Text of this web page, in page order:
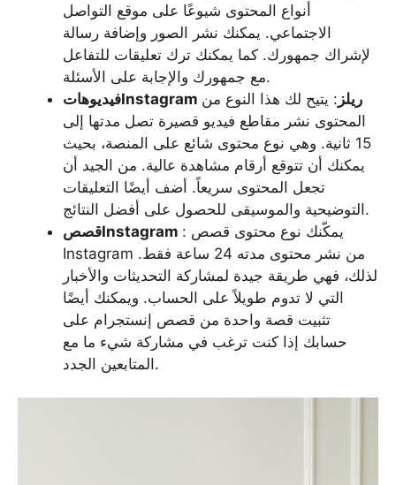
أنواع المحتوى شيوعًا على موقع التواصل
الاجتماعي. يمكنك نشر الصور وإضافة رسالة
لإشراك جمهورك. كما يمكنك ترك تعليقات للتفاعل
مع جمهورك والإجابة على الأسئلة.
فيديوهاتInstagram ريلز : يتيح لك هذا النوع من
المحتوى نشر مقاطع فيديو قصيرة تصل مدتها إلى
15 ثانية. وهي نوع محتوى شائع على المنصة، بحيث
يمكنك أن تتوقع أرقام مشاهدة عالية. من الجيد أن
تجعل المحتوى سريعاً. أضف أيضًا التعليقات
التوضيحية والموسيقى للحصول على أفضل النتائج.
قصصInstagram : يمكّنك نوع محتوى قصص
Instagram من نشر محتوى مدته 24 ساعة فقط.
لذلك، فهي طريقة جيدة لمشاركة التحديثات والأخبار
التي لا تدوم طويلاً على الحساب. ويمكنك أيضًا
تثبيت قصة واحدة من قصص إنستجرام على
حسابك إذا كنت ترغب في مشاركة شيء ما مع
المتابعين الجدد.